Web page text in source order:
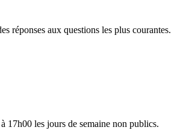
réponses aux questions les plus courantes.
17h00 les jours de semaine non publics.